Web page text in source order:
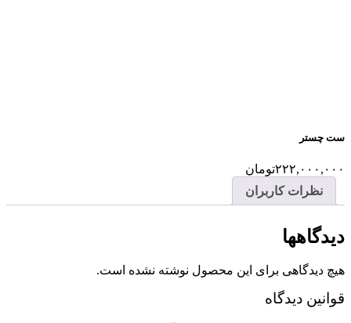
ست چستر
۲۲۲,۰۰۰,۰۰۰تومان
نظرات کاربران
دیدگاهها
هیچ دیدگاهی برای این محصول نوشته نشده است.
قوانین دیدگاه